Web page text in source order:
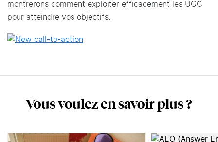
montrerons comment exploiter efficacement les UGC
pour atteindre vos objectifs.
Vous voulez en savoir plus ?